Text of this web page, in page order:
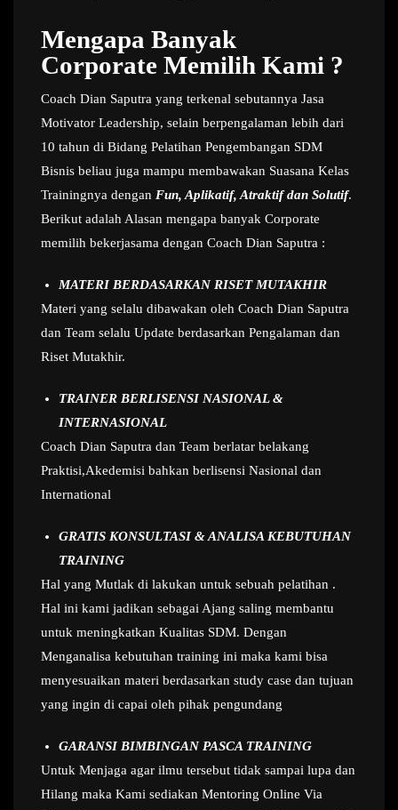
Mengapa Banyak
Corporate Memilih Kami ?
Coach Dian Saputra yang terkenal sebutannya Jasa
Motivator Leadership, selain berpengalaman lebih dari
10 tahun di Bidang Pelatihan Pengembangan SDM
Bisnis beliau juga mampu membawakan Suasana Kelas
Trainingnya dengan Fun, Aplikatif, Atraktif dan Solutif.
Berikut adalah Alasan mengapa banyak Corporate
memilih bekerjasama dengan Coach Dian Saputra :
MATERI BERDASARKAN RISET MUTAKHIR
Materi yang selalu dibawakan oleh Coach Dian Saputra
dan Team selalu Update berdasarkan Pengalaman dan
Riset Mutakhir.
TRAINER BERLISENSI NASIONAL &
INTERNASIONAL
Coach Dian Saputra dan Team berlatar belakang
Praktisi,Akedemisi bahkan berlisensi Nasional dan
International
GRATIS KONSULTASI & ANALISA KEBUTUHAN
TRAINING
Hal yang Mutlak di lakukan untuk sebuah pelatihan .
Hal ini kami jadikan sebagai Ajang saling membantu
untuk meningkatkan Kualitas SDM. Dengan
Menganalisa kebutuhan training ini maka kami bisa
menyesuaikan materi berdasarkan study case dan tujuan
yang ingin di capai oleh pihak pengundang
GARANSI BIMBINGAN PASCA TRAINING
Untuk Menjaga agar ilmu tersebut tidak sampai lupa dan
Hilang maka Kami sediakan Mentoring Online Via